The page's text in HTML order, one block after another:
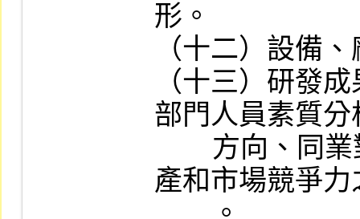
形。
（十二）設備
（十三）研發
部門人員素質
產和市場競爭